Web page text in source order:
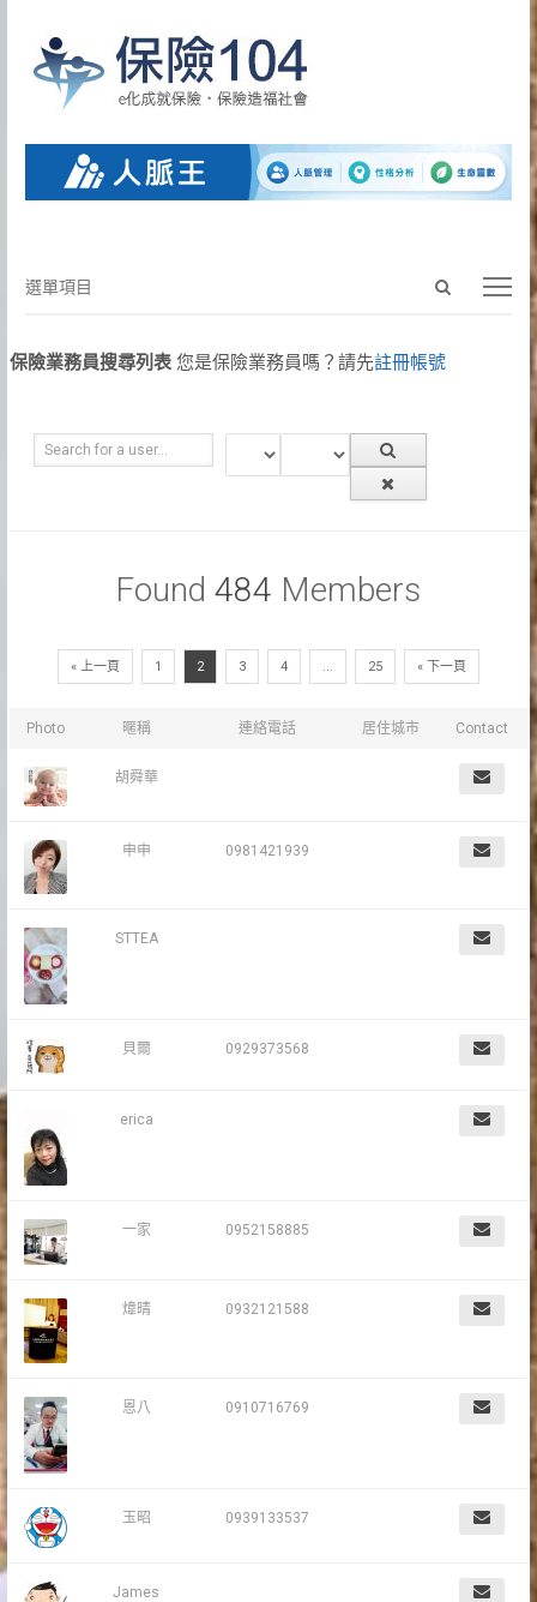
Open
search
選
目
選單項目
保險業務員搜尋列表 您是保險業務員嗎？請先註冊帳號
Found484 Members
« 上一頁 1 2 3 4 ... 25 « 下一頁
Photo 暱稱 連絡電話 居住城市 Contact
胡舜華
申申 0981421939
STTEA
貝爾 0929373568
erica
一家 0952158885
煒晴 0932121588
恩八 0910716769
玉昭 0939133537
James